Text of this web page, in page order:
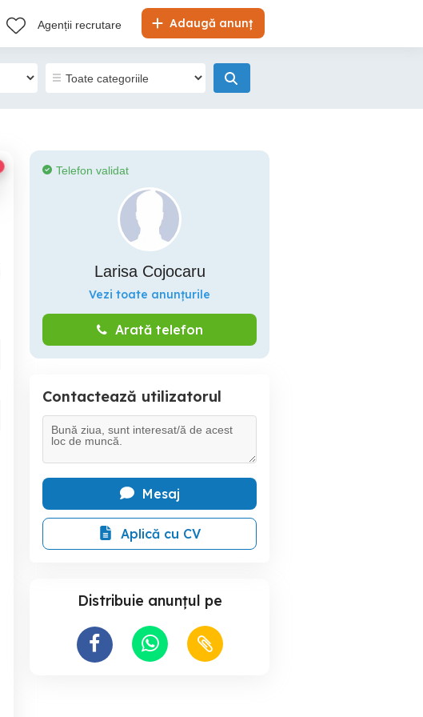
Adaugă anunț
Agenții recrutare
Telefon validat
Larisa Cojocaru
Vezi toate anunțurile
Arată telefon
Contactează utilizatorul
Mesaj
Aplică cu CV
Distribuie anunțul pe